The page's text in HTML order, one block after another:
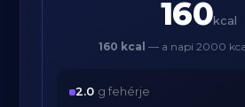
160kcal
160 kcal — a napi 2000
2.0 g fehérje